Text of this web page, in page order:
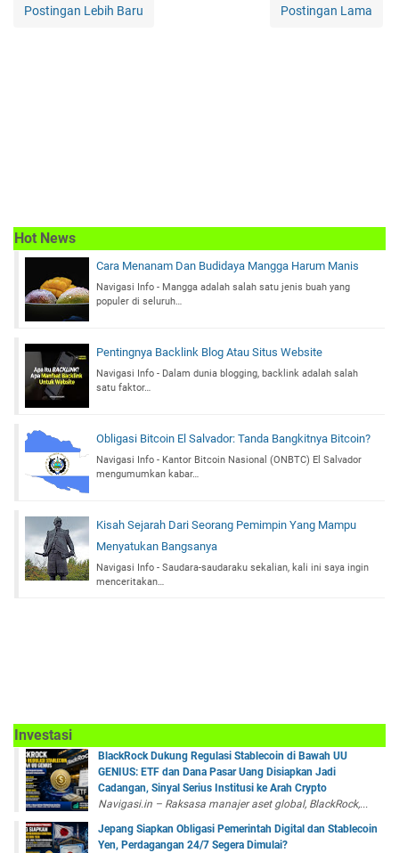
Postingan Lebih Baru Postingan Lama
Hot News
Cara Menanam Dan Budidaya Mangga Harum Manis
Navigasi Info - Mangga adalah salah satu jenis buah yang
populer di seluruh…
Pentingnya Backlink Blog Atau Situs Website
Navigasi Info - Dalam dunia blogging, backlink adalah salah
satu faktor…
Obligasi Bitcoin El Salvador: Tanda Bangkitnya Bitcoin?
Navigasi Info - Kantor Bitcoin Nasional (ONBTC) El Salvador
mengumumkan kabar…
Kisah Sejarah Dari Seorang Pemimpin Yang Mampu
Menyatukan Bangsanya
Navigasi Info - Saudara-saudaraku sekalian, kali ini saya ingin
menceritakan…
Investasi
BlackRock Dukung Regulasi Stablecoin di Bawah UU
GENIUS: ETF dan Dana Pasar Uang Disiapkan Jadi
Cadangan, Sinyal Serius Institusi ke Arah Crypto
Navigasi.in – Raksasa manajer aset global, BlackRock,...
Jepang Siapkan Obligasi Pemerintah Digital dan Stablecoin
Yen, Perdagangan 24/7 Segera Dimulai?